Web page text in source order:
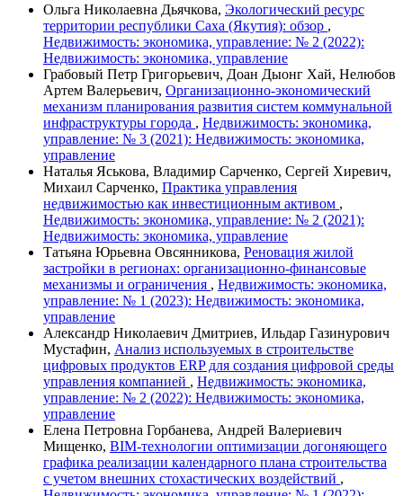
Ольга Николаевна Дьячкова, Экологический ресурс
территории республики Саха (Якутия): обзор ,
Недвижимость: экономика, управление: № 2 (2022):
Недвижимость: экономика, управление
Грабовый Петр Григорьевич, Доан Дыонг Хай, Нелюбов
Артем Валерьевич, Организационно-экономический
механизм планирования развития систем коммунальной
инфраструктуры города , Недвижимость: экономика,
управление: № 3 (2021): Недвижимость: экономика,
управление
Наталья Яськова, Владимир Сарченко, Сергей Хиревич,
Михаил Сарченко, Практика управления
недвижимостью как инвестиционным активом ,
Недвижимость: экономика, управление: № 2 (2021):
Недвижимость: экономика, управление
Татьяна Юрьевна Овсянникова, Реновация жилой
застройки в регионах: организационно-финансовые
механизмы и ограничения , Недвижимость: экономика,
управление: № 1 (2023): Недвижимость: экономика,
управление
Александр Николаевич Дмитриев, Ильдар Газинурович
Мустафин, Анализ используемых в строительстве
цифровых продуктов ERP для создания цифровой среды
управления компанией , Недвижимость: экономика,
управление: № 2 (2022): Недвижимость: экономика,
управление
Елена Петровна Горбанева, Андрей Валериевич
Мищенко, BIM-технологии оптимизации догоняющего
графика реализации календарного плана строительства
с учетом внешних стохастических воздействий ,